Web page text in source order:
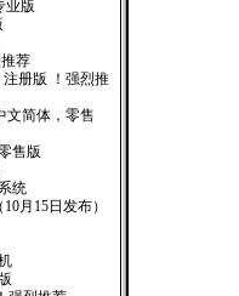
业版
荐
注册版 ！强烈推
文简体，零售
零售版
统
月15日发布）
机
版